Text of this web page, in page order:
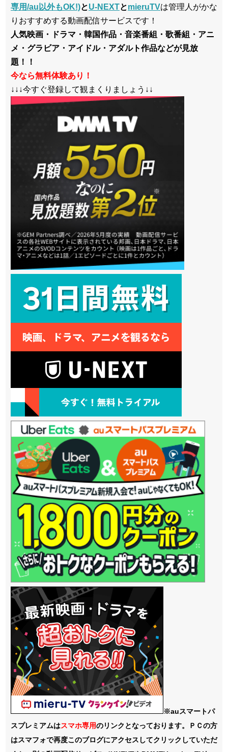
専用/au以外もOK!)とU-NEXTとmieruTVは管理人がかな
りおすすめする動画配信サービスです！
人気映画・ドラマ・韓国作品・音楽番組・歌番組・アニ
メ・グラビア・アイドル・アダルト作品などが見放
題！！
今なら無料体験あり！
↓↓↓今すぐ登録して観まくりましょう↓↓
※auスマートパ
スプレミアムはスマホ専用のリンクとなっております。ＰＣの方
はスマフォで再度このブログにアクセスしてクリックしていただ